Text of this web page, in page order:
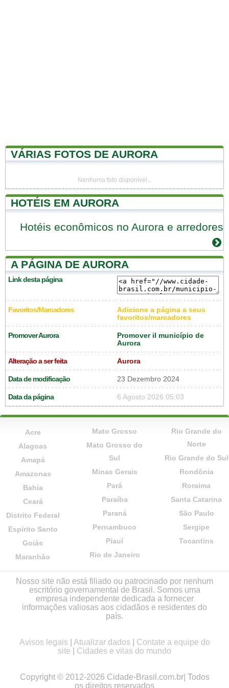
VÁRIAS FOTOS DE AURORA
Nenhuma foto disponível...
HOTÉIS EM AURORA
Hotéis econômicos no Aurora e arredores
A PÁGINA DE AURORA
Link desta página
Favoritos/Marcadores
Adicione a página a seus
favoritos/marcadores
Promover Aurora
Promover il município de
Aurora
Alteração a ser feita Aurora
Data de modificação 23 Dezembro 2024
Data da página 6 Agosto 2026 05:03
Acre
Alagoas
Amapá
Amazonas
Bahia
Ceará
Distrito Federal
Espírito Santo
Goiás
Maranhão
Mato Grosso
Mato Grosso do
Sul
Minas Gerais
Pará
Paraíba
Paraná
Pernambuco
Piauí
Rio de Janeiro
Rio Grande do
Norte
Rio Grande do Sul
Rondônia
Roraima
Santa Catarina
São Paulo
Sergipe
Tocantins
Nosso site não está filiado ou patrocinado por nenhum
escritório governamental de Brasil. Somos uma
empresa independente dedicada a fornecer
informações valiosas aos cidadãos e residentes do
país.
Avisos legais Atualizar dados
Contate a equipe do
site
Cidades e vilas do mundo
Copyright © 2012-2026 Cidade-Brasil.com.br| Todos
os direitos reservados